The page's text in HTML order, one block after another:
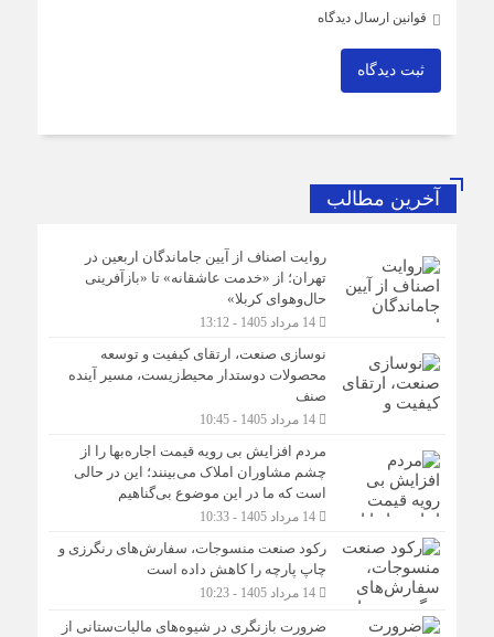
قوانین ارسال دیدگاه
ثبت دیدگاه
آخرین مطالب
روایت اصناف از آیین جاماندگان اربعین در
تهران؛ از «خدمت عاشقانه» تا «بازآفرینی
حال‌وهوای کربلا»
14 مرداد 1405 - 13:12
نوسازی صنعت، ارتقای کیفیت و توسعه
محصولات دوستدار محیط‌زیست، مسیر آینده
صنف
14 مرداد 1405 - 10:45
مردم افزایش بی رویه قیمت اجاره‌بها را از
چشم مشاوران املاک می‌بینند؛ این در حالی
است که ما در این موضوع بی‌گناهیم
14 مرداد 1405 - 10:33
رکود صنعت منسوجات، سفارش‌های رنگرزی و
چاپ پارچه را کاهش داده است
14 مرداد 1405 - 10:23
ضرورت بازنگری در شیوه‌های مالیات‌ستانی از